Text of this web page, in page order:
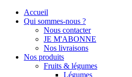
Accueil
Qui sommes-nous ?
Nous contacter
JE M'ABONNE
Nos livraisons
Nos produits
Fruits & légumes
Légumes